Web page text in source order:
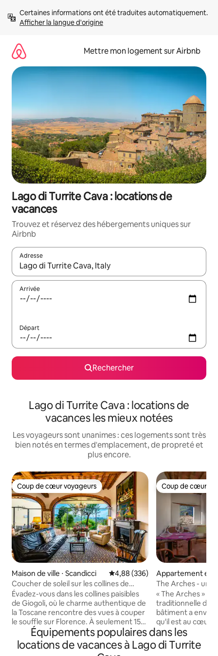
directement
Afficher la langue d'origine
Mettre mon logement sur Airbnb
Lago di Turrite Cava : locations de
vacances
Trouvez et réservez des hébergements uniques sur
Airbnb
Adresse
Lorsque les résultats s'affichent, utilisez les flèches vers le
Arrivée
Départ
Rechercher
Lago di Turrite Cava : locations de
vacances les mieux notées
Les voyageurs sont unanimes : ces logements sont très
bien notés en termes d'emplacement, de propreté et
plus encore.
Coup de cœur voyageurs
Coup de cœur voyageurs
Maison de ville ⋅ Scandicci Évaluation moyenne sur la
4,88 (336)
Coucher de soleil sur les collines de
Florence • Giogoli
Évadez-vous dans les collines paisibles
de Giogoli, où le charme authentique de
la Toscane rencontre des vues à couper
le souffle sur Florence. À seulement 15
minutes du centre-ville et de la
campagne du Chianti, cette élégante
maison est le point de départ idéal pour
Coup de cœur
Coup de cœur
Appartement en
⋅ Cardoso
The Arches - un
magnifiquement
« The Arches »
traditionnelle de
bâtiment a
qu'il est au cœur
original, le village
autour de ce
suivants. Récemment restaurée, la
Équipements populaires dans les
locations de vacances à Lago di Turrite